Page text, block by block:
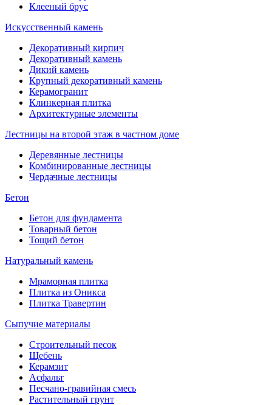
Клееный брус
Искусственный камень
Декоративный кирпич
Декоративный камень
Дикий камень
Крупный декоративный камень
Керамогранит
Клинкерная плитка
Архитектурные элементы
Лестницы на второй этаж в частном доме
Деревянные лестницы
Комбинированные лестницы
Чердачные лестницы
Бетон
Бетон для фундамента
Товарный бетон
Тощий бетон
Натуральный камень
Мраморная плитка
Плитка из Оникса
Плитка Травертин
Сыпучие материалы
Строительный песок
Щебень
Керамзит
Асфальт
Песчано-гравийная смесь
Растительный грунт